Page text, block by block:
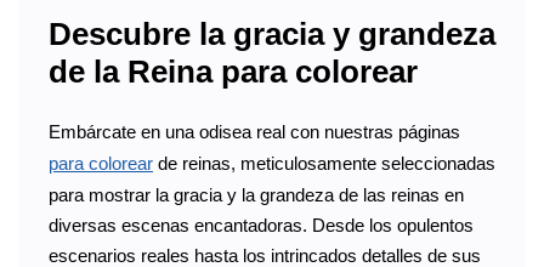
Descubre la gracia y grandeza
de la Reina para colorear
Embárcate en una odisea real con nuestras páginas
para colorear de reinas, meticulosamente seleccionadas
para mostrar la gracia y la grandeza de las reinas en
diversas escenas encantadoras. Desde los opulentos
escenarios reales hasta los intrincados detalles de sus